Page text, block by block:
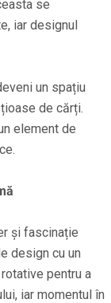
se
iar designul
un spațiu
de cărți.
element de
și fascinație
design cu un
pentru a
iar momentul în